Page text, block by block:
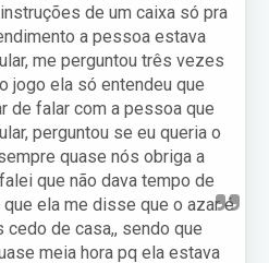
de um caixa só pra
a pessoa estava
me perguntou três vezes
jogo ela só entendeu que
de falar com a pessoa que
perguntou se eu queria o
quase nós obriga a
que não dava tempo de
que ela me disse que o azar é
cedo de casa,, sendo que
meia hora pq ela estava